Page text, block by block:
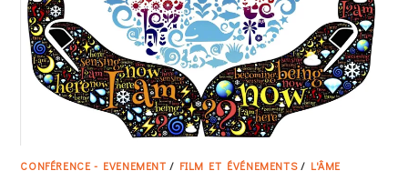
CONFÉRENCE - EVENEMENT / FILM ET ÉVÉNEMENTS/ L'ÂME